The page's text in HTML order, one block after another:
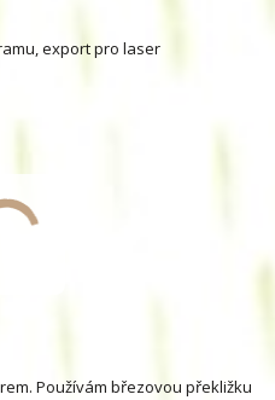
export pro laser
Používám březovou překližku